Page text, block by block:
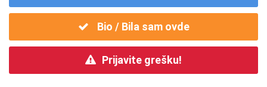
Bio / Bila sam ovde
Prijavite grešku!